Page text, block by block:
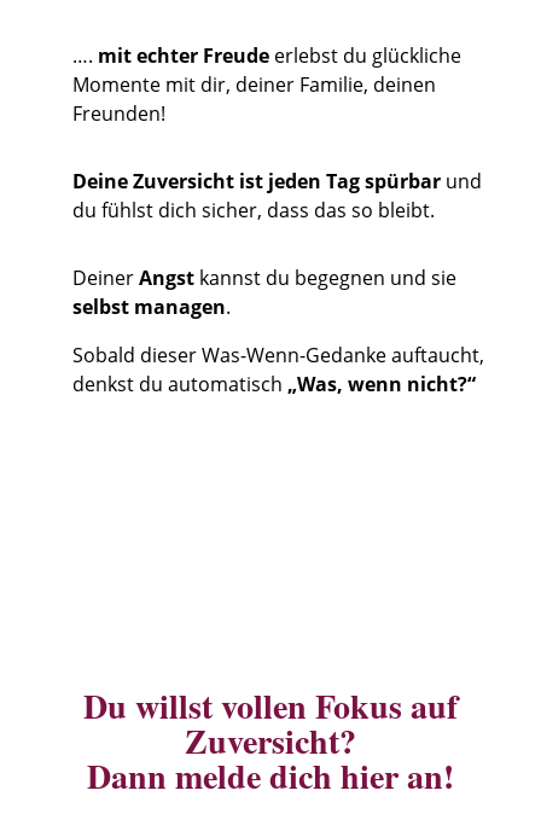
…. mit echter Freudeerlebst du glückliche
Momente mit dir, deiner Familie, deinen
Freunden!
Deine Zuversicht ist jeden Tag spürbarund
du fühlst dich sicher, dass das so bleibt.
DeinerAngstkannst du begegnen und sie
selbst managen.
Sobald dieser Was-Wenn-Gedanke auftaucht,
denkst du automatisch „Was, wenn nicht?“
Du willst vollen Fokus auf
Zuversicht?
Dann melde dich hier an!